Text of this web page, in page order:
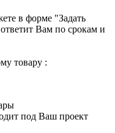
в форме "Задать
Вам по срокам и
товару :
под Ваш проект